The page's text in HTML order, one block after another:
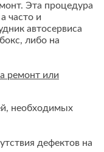
Эта процедура
часто и
автосервиса
либо на
ремонт или
необходимых
дефектов на